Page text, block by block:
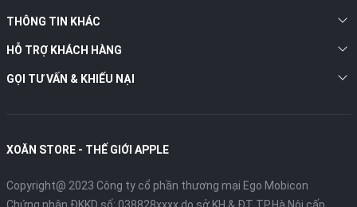
THÔNG TIN KHÁC
HỖ TRỢ KHÁCH HÀNG
GỌI TƯ VẤN & KHIẾU NẠI
XOĂN STORE - THẾ GIỚI APPLE
Copyright@ 2023 Công ty cổ phần thương mại Ego Mobicon
Chứng nhận ĐKKD số: 038828xxxx do sở KH & ĐT TP.Hà Nội cấp